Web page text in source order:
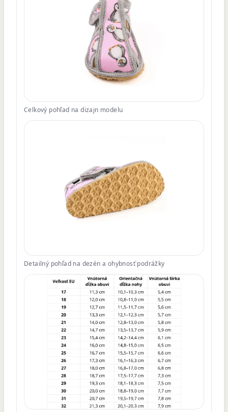
Celkový pohľad na dizajn modelu
Detailný pohľad na dezén a ohybnosť podrážky